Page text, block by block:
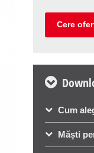
Cere
Cum
Măști